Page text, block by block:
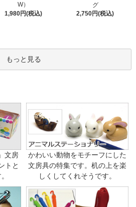
W）
1,980円(税込)
グ
2,750円(税込)
もっと見る
文房
トと
かわいい動物をモチーフにした
文房具の特集です。机の上を楽
しくしてくれそうです。